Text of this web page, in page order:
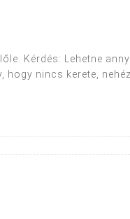
Kérdés: Lehetne
hogy nincs kerete,